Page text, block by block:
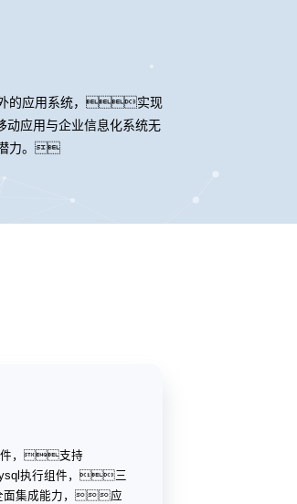
外的应用系统，实现
应用与企业信息化系统无
力。
件，支持
执行组件，三
集成能力，应